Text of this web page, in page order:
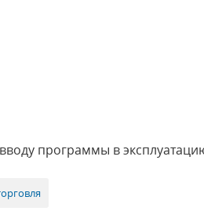
программы в